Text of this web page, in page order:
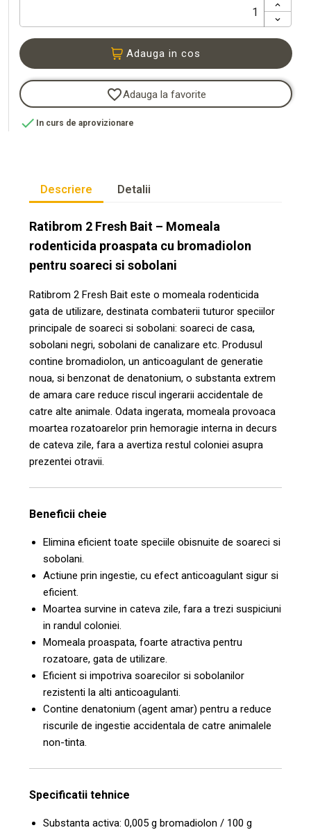
Adauga in cos
favorite_borderAdauga la favorite
 In curs de aprovizionare
Descriere Detalii
Ratibrom 2 Fresh Bait – Momeala
rodenticida proaspata cu bromadiolon
pentru soareci si sobolani
Ratibrom 2 Fresh Bait este o momeala rodenticida
gata de utilizare, destinata combaterii tuturor speciilor
principale de soareci si sobolani: soareci de casa,
sobolani negri, sobolani de canalizare etc. Produsul
contine bromadiolon, un anticoagulant de generatie
noua, si benzonat de denatonium, o substanta extrem
de amara care reduce riscul ingerarii accidentale de
catre alte animale. Odata ingerata, momeala provoaca
moartea rozatoarelor prin hemoragie interna in decurs
de cateva zile, fara a avertiza restul coloniei asupra
prezentei otravii.
Beneficii cheie
Elimina eficient toate speciile obisnuite de soareci si
sobolani.
Actiune prin ingestie, cu efect anticoagulant sigur si
eficient.
Moartea survine in cateva zile, fara a trezi suspiciuni
in randul coloniei.
Momeala proaspata, foarte atractiva pentru
rozatoare, gata de utilizare.
Eficient si impotriva soarecilor si sobolanilor
rezistenti la alti anticoagulanti.
Contine denatonium (agent amar) pentru a reduce
riscurile de ingestie accidentala de catre animalele
non-tinta.
Specificatii tehnice
Substanta activa: 0,005 g bromadiolon / 100 g